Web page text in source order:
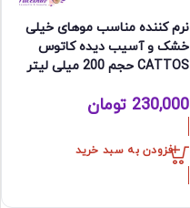
نرم کننده مناسب موهای خیلی
خشک و آسیب دیده کاتوس
CATTOS حجم 200 میلی لیتر
230,000 تومان
افزودن به سبد خرید